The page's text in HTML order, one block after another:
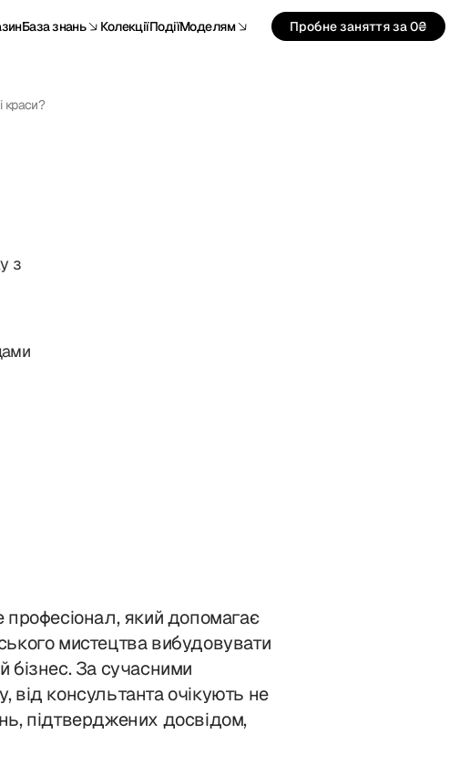
База знань КолекціїПодіїМоделям Пробне заняття за 0₴
краси?
з
який допомагає
мистецтва вибудовувати
бізнес. За сучасними
консультанта очікують не
підтверджених досвідом,